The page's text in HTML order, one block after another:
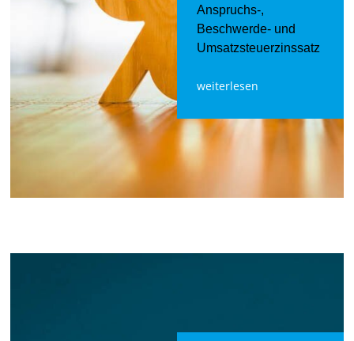
Anspruchs-,
Beschwerde- und
Umsatzsteuerzinssatz
weiterlesen